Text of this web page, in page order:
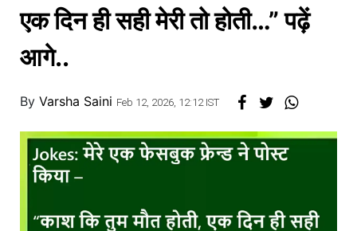
बिझनेस
लाईफस्टाईल
ट्रॅव्हल
खाना
एक दिन ही सही मेरी तो होती…” पढ़ें
आगे..
By Varsha Saini Feb 12, 2026, 12:12 IST